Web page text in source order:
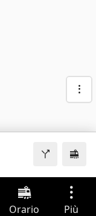
Orario Più